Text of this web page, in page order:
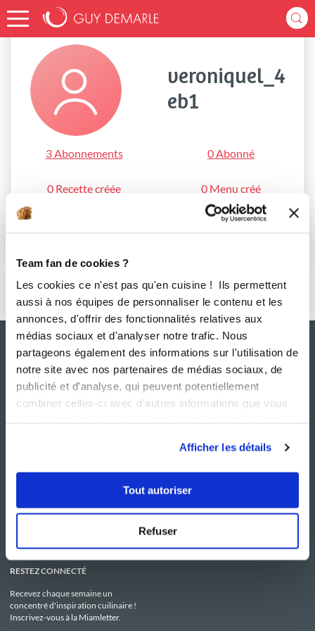
Team fan de cookies ?
Les cookies ce n'est pas qu'en cuisine ! Ils permettent
aussi à nos équipes de personnaliser le contenu et les
annonces, d'offrir des fonctionnalités relatives aux
médias sociaux et d'analyser notre trafic. Nous
partageons également des informations sur l'utilisation de
notre site avec nos partenaires de médias sociaux, de
publicité et d'analyse, qui peuvent potentiellement
combiner celles-ci avec d'autres informations que vous
Afficher les détails
Tout autoriser
Refuser
Accueil veroniquel_4eb1
veroniquel_4
eb1
3 Abonnements 0 Abonné
0 Recette créée 0 Menu créé
Le Mag'
Boutique
C.G.U
Politique de confidentialité
Utilisation des Cookies
RESTEZ CONNECTÉ
Recevez chaque semaine un
concentré d'inspiration cuilinaire !
Inscrivez-vous à la Miamletter.